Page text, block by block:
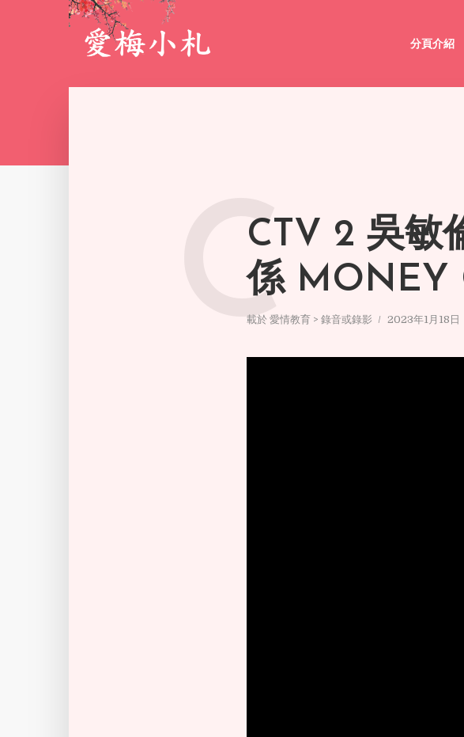
分頁介紹
CTV 2 吳敏
係 MONEY
載於 愛情教育 > 錄音或錄影 2023年1月18日
C